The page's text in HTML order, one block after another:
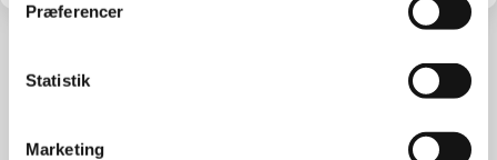
Præferencer
Statistik
Marketing
Andre nyheder